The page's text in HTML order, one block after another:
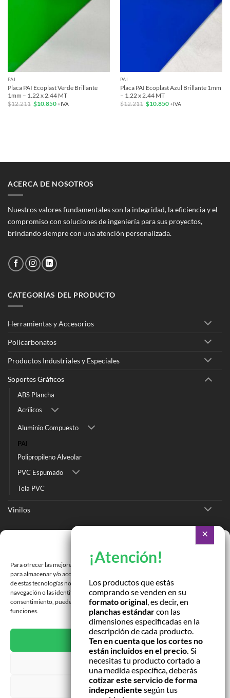
Para ofrecer las mejores experiencias, utilizamos tecnologías como las cookies
para almacenar y/o acceder a la información del dispositivo. El consentimiento
de estas tecnologías nos permitirá procesar datos como el comportamiento de
navegación o las identificaciones únicas en este sitio. No consentir o retirar el
consentimiento, puede afectar negativamente a ciertas características y
funciones.
ACEPTAR
DENEGAR
VER PREFERENCIAS
PAI
Placa PAI Ecoplast Verde Brillante
1mm – 1.22 x 2.44 MT
$12.211 El
precio
$10.850El+IVA
PAI
Placa PAI Ecoplast Azul Brillante 1mm
– 1.22 x 2.44 MT
$12.211 El
precio
$10.850El+IVA
ACERCA DE NOSOTROS
Nuestros valores fundamentales son la integridad, la eficiencia y el
compromiso con soluciones de ingeniería para sus proyectos,
brindando siempre con una atención personalizada.
CATEGORÍAS DEL PRODUCTO
Herramientas y Accesorios
Policarbonatos
Productos Industriales y Especiales
Soportes Gráficos
ABS Plancha
Acrílicos
Aluminio Compuesto
PAI
Polipropileno Alveolar
PVC Espumado
Tela PVC
Vinilos
Román Spech 3213, Quinta Normal, Región Metropolitana
Janequeo 1770, Concepción, Región Bío Bío
Contactar por correo
Los productos que estás
comprando se venden en su
formato original, es decir, en
planchas estándarcon las
dimensiones especificadas en la
descripción de cada producto.
Ten en cuenta que los cortes no
están incluidos en el precio. Si
necesitas tu producto cortado a
una medida específica, deberás
cotizar este servicio de forma
independiente según tus